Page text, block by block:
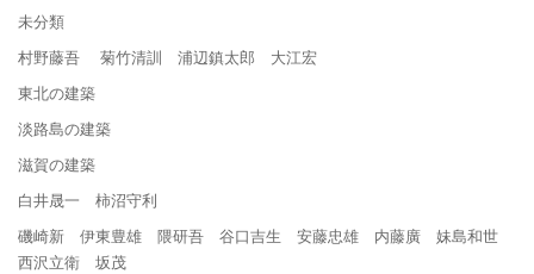
未分類
村野藤吾 菊竹清訓 浦辺鎮太郎 大江宏
東北の建築
淡路島の建築
滋賀の建築
白井晟一 柿沼守利
磯崎新 伊東豊雄 隈研吾 谷口吉生 安藤忠雄 内藤廣 妹島和世
西沢立衛 坂茂